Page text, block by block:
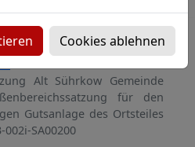
Alt Sührkow Gemeinde
für den
Gutsanlage des Ortsteiles
SA00200
Cookies ablehnen